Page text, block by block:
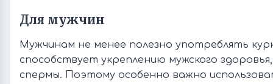
Для мужчин
Мужчинам не менее полезно употреблять
способствует укреплению мужского
спермы. Поэтому особенно важно